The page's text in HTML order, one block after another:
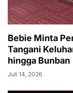
Bebie Minta
Tangani
hingga Bunban
Juli 14, 2026